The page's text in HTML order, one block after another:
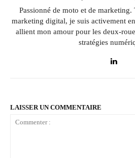
Passionné de moto et de
marketing digital, je suis activement
allient mon amour pour les deux-
stratégies
LAISSER UN COMMENTAIRE